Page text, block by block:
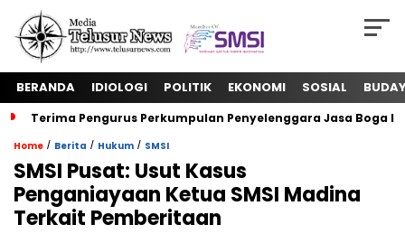
BERANDA IDIOLOGI POLITIK EKONOMI SOSIAL
Terima Pengurus Perkumpulan Penyelenggara Jasa Boga
Home / Berita / Hukum / SMSI
SMSI Pusat: Usut Kasus
Penganiayaan Ketua SMSI Madina
Terkait Pemberitaan